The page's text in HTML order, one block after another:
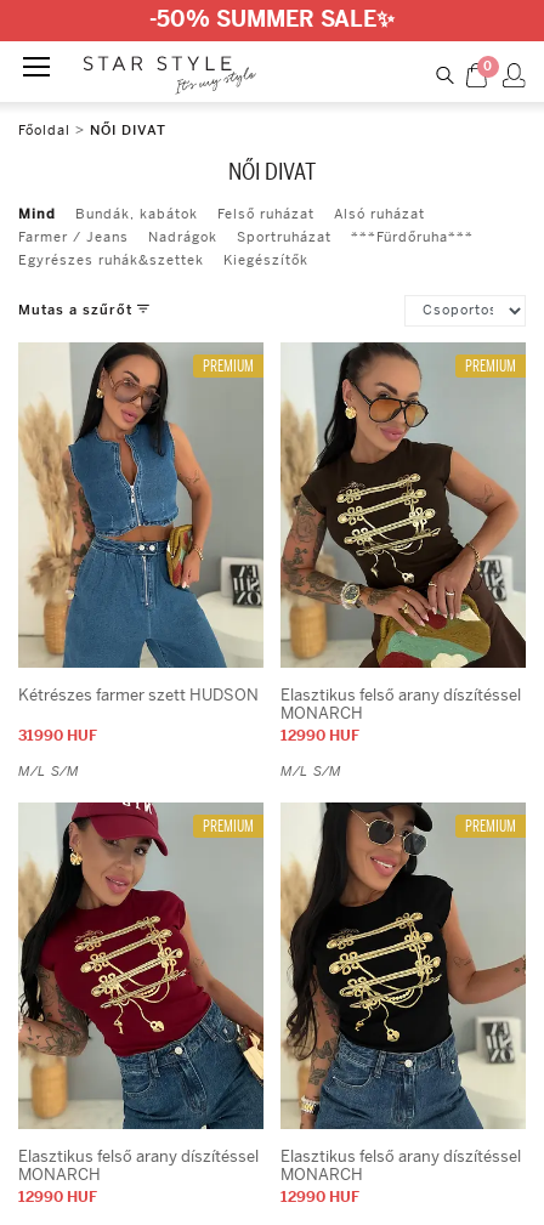
-50% SUMMER SALE✨
0
Főoldal > NŐI DIVAT
NŐI DIVAT
Mind Bundák, kabátok Felső ruházat
Alsó ruházat
Farmer / Jeans
Nadrágok Sportruházat
***Fürdőruha***
Egyrészes ruhák&szettek
Kiegészítők
Mutas a szűrőt
White
Black
Beige
Red
Pink
Blue
Green
Orange
Yellow
Brown
Khaki
Puder
Peach
Fuchsia
Burgundy
Mentha
Turquise
Purple
Grey
Gold
Neon
Multicolor
one size
M
L
XL
XXL
34
35
37
38
39
41
26
27
28
29
31
32
33
Ár
Ár:510 - 39990
PREMIUM
Kétrészes farmer szett HUDSON
31990 HUF
M/L S/M
PREMIUM
Elasztikus felső arany díszítéssel
MONARCH
12990 HUF
M/L S/M
PREMIUM
Elasztikus felső arany díszítéssel
MONARCH
12990 HUF
PREMIUM
Elasztikus felső arany díszítéssel
MONARCH
12990 HUF